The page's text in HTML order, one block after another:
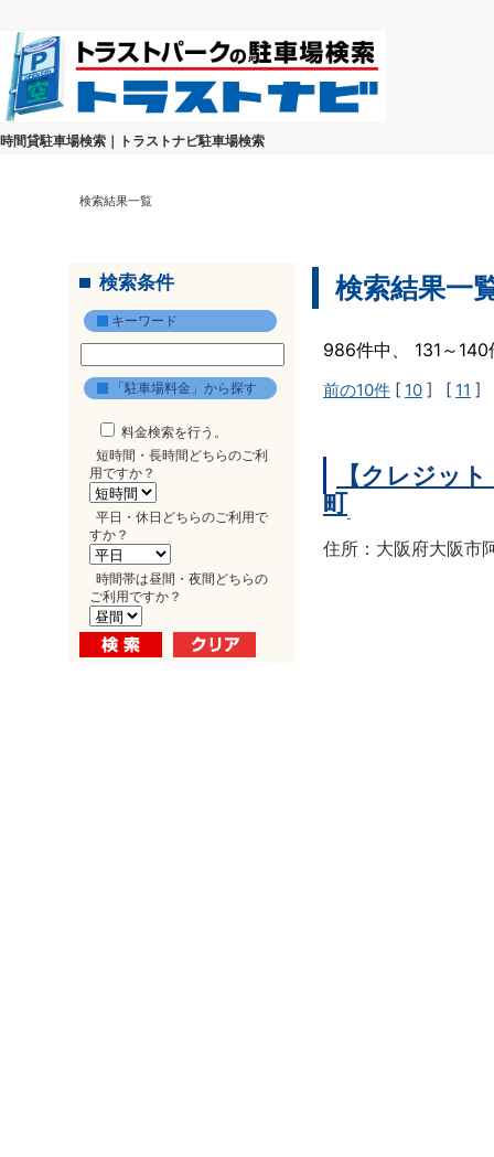
時間貸駐車場検索｜トラストナビ駐車場検索
検索結果一覧
検索条件
キーワード
「駐車場料金」から探す
料金検索を行う。
短時間・長時間どちらのご利
用ですか？
平日・休日どちらのご利用で
すか？
時間帯は昼間・夜間どちらの
ご利用ですか？
検索結果一
986件中、 131～
前の10件 [ 10 ] [ 11 ]
【クレジッ
町
住所：大阪府大阪市